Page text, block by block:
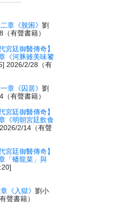
二章《脫困》劉
有聲書籍）
宮廷御醫傳奇】
《河豚雖美味饕
2026/2/28（有
一章《囚居》劉
有聲書籍）
宮廷御醫傳奇】
《明朝宮廷飲食
2/14（有聲
宮廷御醫傳奇】
「蟠龍菜」與
章《入獄》劉小
聲書籍）